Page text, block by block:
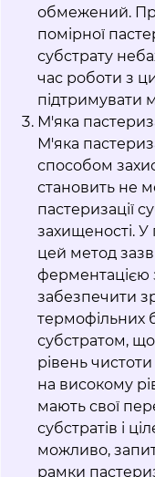
обмежений.
помірної
субстрату
час роботи з
підтримувати
М'яка
М'яка
способом
становить не
пастеризації
захищеності.
цей метод
ферментацією
забезпечити
термофільних
субстратом, що
рівень
на високому
мають свої
субстратів і
можливо,
рамки